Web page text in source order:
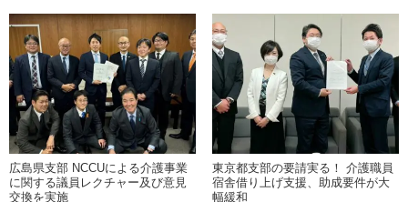
広島県支部 NCCUによる介護事業
に関する議員レクチャー及び意見
交換を実施
東京都支部の要請実る！ 介護職員
宿舎借り上げ支援、助成要件が大
幅緩和